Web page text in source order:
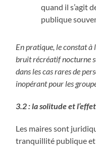
quand il s’agit
publique
En pratique, le constat
bruit récréatif nocturne
dans les cas rares de
inopérant pour les
3.2 : la solitude et
Les maires sont
tranquillité publique et